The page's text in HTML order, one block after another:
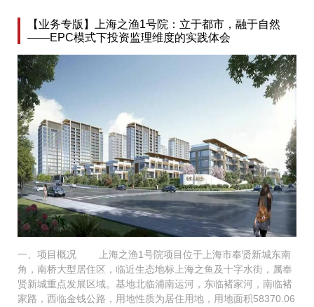
【业务专版】上海之渔1号院：立于都市，融于自然
——EPC模式下投资监理维度的实践体会
一、项目概况 上海之渔1号院项目位于上海市奉贤新城东南
角，南桥大型居住区，临近生态地标上海之鱼及十字水街，属奉
贤新城重点发展区域。基地北临浦南运河，东临褚家河，南临褚
家路，西临金钱公路，用地性质为居住用地，用地面积58370.06